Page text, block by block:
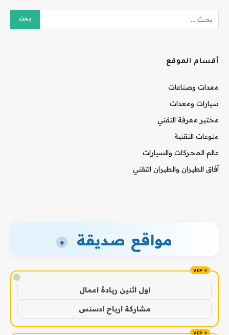
أقسام الموقع
معدات وصناعات
سيارات ومعدات
مختبر معرفة التقني
منوعات التقنية
عالم المحركات والسيارات
آفاق الطيران والطيران التقني
مواقع صديقة +
!
اول اثنين ريادة اعمال
مشاركة ارباح ادسنس